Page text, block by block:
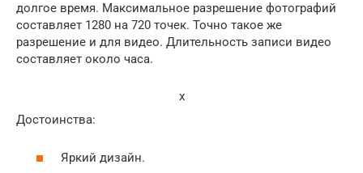
долгое время. Максимальное разрешение фотографий
составляет 1280 на 720 точек. Точно такое же
разрешение и для видео. Длительность записи видео
составляет около часа.
x
Достоинства:
Яркий дизайн.